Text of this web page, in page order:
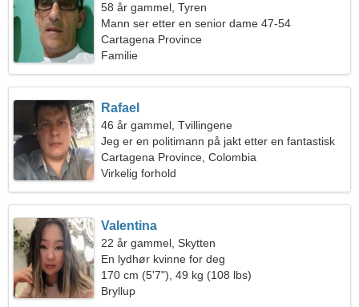
58 år gammel, Tyren
Mann ser etter en senior dame 47-54
Cartagena Province
Familie
Rafael
46 år gammel, Tvillingene
Jeg er en politimann på jakt etter en fantastisk
kvinne
Cartagena Province, Colombia
Virkelig forhold
Valentina
22 år gammel, Skytten
En lydhør kvinne for deg
170 cm (5'7"), 49 kg (108 lbs)
Bryllup